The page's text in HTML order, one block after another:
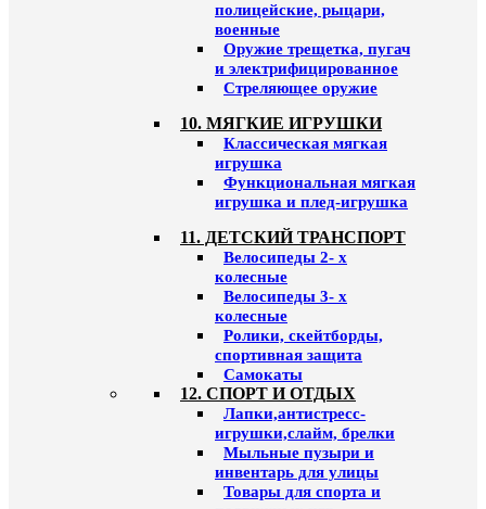
полицейские, рыцари,
военные
Оружие трещетка, пугач
и электрифицированное
Стреляющее оружие
10. МЯГКИЕ ИГРУШКИ
Классическая мягкая
игрушка
Функциональная мягкая
игрушка и плед-игрушка
11. ДЕТСКИЙ ТРАНСПОРТ
Велосипеды 2- х
колесные
Велосипеды 3- х
колесные
Ролики, скейтборды,
спортивная защита
Самокаты
12. СПОРТ И ОТДЫХ
Лапки,антистресс-
игрушки,слайм, брелки
Мыльные пузыри и
инвентарь для улицы
Товары для спорта и